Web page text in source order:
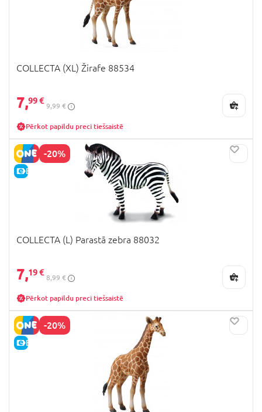
COLLECTA (XL) Žirafe 88534
7,99 €
9,99 €
Pērkot papildu preci tiešsaistē
-20%
E-CENA
COLLECTA (L) Parastā zebra 88032
7,19 €
8,99 €
Pērkot papildu preci tiešsaistē
-20%
E-CENA